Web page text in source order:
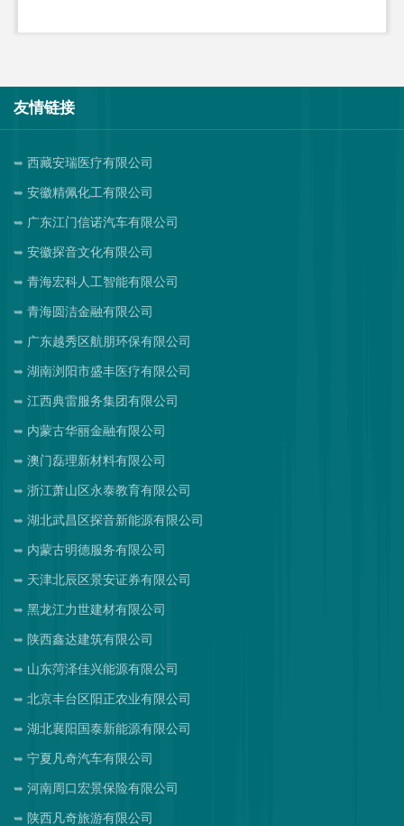
友情链接
西藏安瑞医疗有限公司
安徽精佩化工有限公司
广东江门信诺汽车有限公司
安徽探音文化有限公司
青海宏科人工智能有限公司
青海圆洁金融有限公司
广东越秀区航朋环保有限公司
湖南浏阳市盛丰医疗有限公司
江西典雷服务集团有限公司
内蒙古华丽金融有限公司
澳门磊理新材料有限公司
浙江萧山区永泰教育有限公司
湖北武昌区探音新能源有限公司
内蒙古明德服务有限公司
天津北辰区景安证券有限公司
黑龙江力世建材有限公司
陕西鑫达建筑有限公司
山东菏泽佳兴能源有限公司
北京丰台区阳正农业有限公司
湖北襄阳国泰新能源有限公司
宁夏凡奇汽车有限公司
河南周口宏景保险有限公司
陕西凡奇旅游有限公司